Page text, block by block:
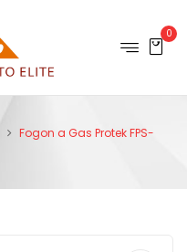
0
Fogon a Gas Protek FPS-